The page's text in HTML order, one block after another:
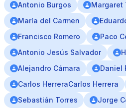
Antonio Burgos
Margaret
María del Carmen
Francisco Romero
Paco
Antonio Jesús Salvador
Alejandro Cámara
Daniel
Carlos HerreraCarlos Herrera
Sebastián Torres
Jorge